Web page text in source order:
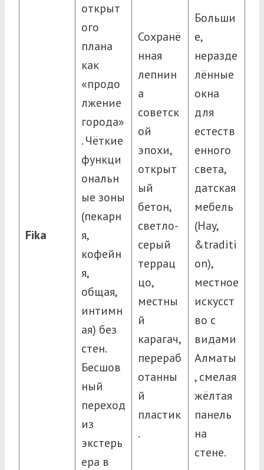
Fika
открыт
ого
плана
как
«продо
лжение
города»
. Чёткие
функци
ональн
ые зоны
(пекарн
я,
кофейн
я,
общая,
интимн
ая) без
стен.
Бесшов
ный
переход
из
экстерь
ера в
Сохранё
нная
лепнин
а
советск
ой
эпохи,
открыт
ый
бетон,
светло-
серый
террац
цо,
местны
й
карагач,
перераб
отанны
й
пластик
.
Больши
е,
неразде
лённые
окна
для
естеств
енного
света,
датская
мебель
(Hay,
&traditi
on),
местное
искусст
во с
видами
Алматы
, смелая
жёлтая
панель
на
стене.